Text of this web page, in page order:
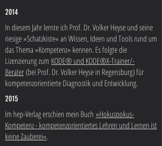
2014
In diesem Jahr lernte ich Prof. Dr. Volker Heyse und seine
riesige »Schatzkiste« an Wissen, Ideen und Tools rund um
das Thema »Kompetenz« kennen. Es folgte die
Lizenzierung zum KODE® und KODE®X-Trainer/-
Berater(bei Prof. Dr. Volker Heyse in Regensburg) für
kompetenzorientierte Diagnostik und Entwicklung.
2015
Im hep-Verlag erschien mein Buch »Hokuspokus-
Kompetenz - kompetenzorientiertes Lehren und Lernen ist
keine Zauberei«.